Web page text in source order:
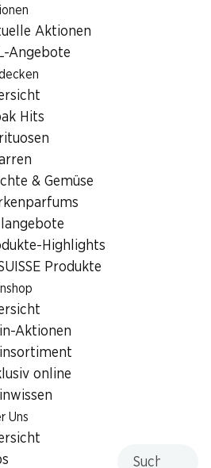
Aktionen
Angebote
Hits
& Gemüse
Highlights
Produkte
Aktionen
online
Uns
Rottes 34, 1964 Conthey
1964 Conthey